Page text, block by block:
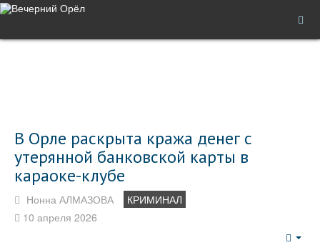
В Орле раскрыта кража денег с
утерянной банковской карты в
караоке-клубе
Нонна АЛМАЗОВА
КРИМИНАЛ
10 апреля 2026